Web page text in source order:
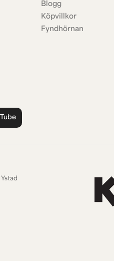
Blogg
Köpvillkor
Fyndhörnan